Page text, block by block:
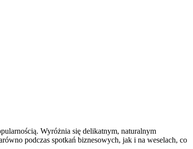
Wyróżnia się delikatnym, naturalnym
podczas spotkań biznesowych, jak i na weselach, co